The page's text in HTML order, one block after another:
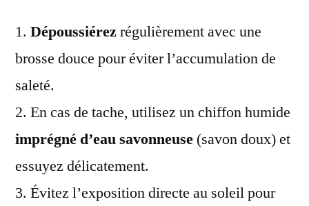
1. Dépoussiérezrégulièrement avec une
brosse douce pour éviter l’accumulation de
saleté.
2. En cas de tache, utilisez un chiffon humide
imprégné d’eau savonneuse (savon doux) et
essuyez délicatement.
3. Évitez l’exposition directe au soleil pour